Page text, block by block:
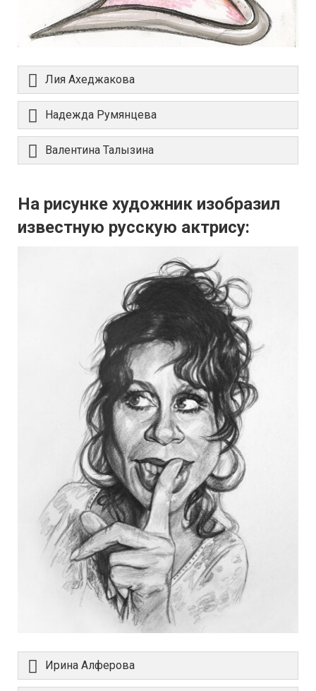
Лия Ахеджакова
Надежда Румянцева
Валентина Талызина
На рисунке художник изобразил
известную русскую актрису:
Ирина Алферова